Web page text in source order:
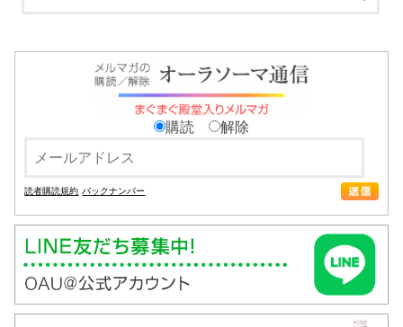
購読 解除
読者購読規約 バックナンバー